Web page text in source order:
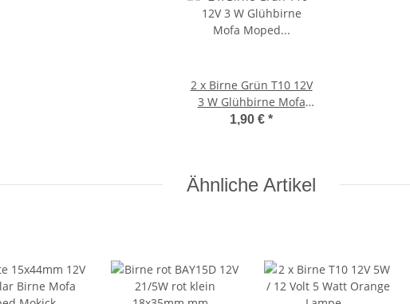
2 x Birne Grün T10 12V
3 W Glühbirne Mofa
Moped Glassockel KFZ
1,90 € *
Ähnliche Artikel